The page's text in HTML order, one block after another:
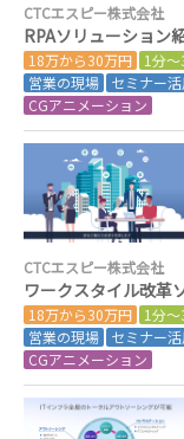
CTCエスピー株式会社
RPAソリューション
18万から30万円 1分
営業の現場
セミナー
CGアニメーション
CTCエスピー株式会社
ワークスタイル改革
18万から30万円 1分
営業の現場
セミナー
CGアニメーション